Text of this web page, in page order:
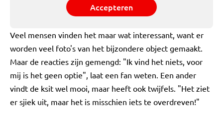
Accepteren
Veel mensen vinden het maar wat interessant, want er
worden veel foto's van het bijzondere object gemaakt.
Maar de reacties zijn gemengd: "Ik vind het niets, voor
mij is het geen optie", laat een fan weten. Een ander
vindt de ksit wel mooi, maar heeft ook twijfels. "Het ziet
er sjiek uit, maar het is misschien iets te overdreven!"